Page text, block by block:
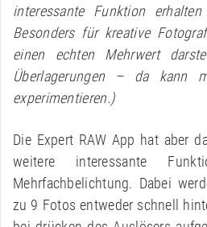
interessante Funktion
Besonders für kreative
einen echten Mehrwert
Überlagerungen – da kann
experimentieren.)
Die Expert RAW App hat aber
weitere interessante
Mehrfachbelichtung. Dabei
zu 9 Fotos entweder schnell